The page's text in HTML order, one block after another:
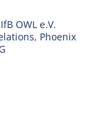
OWL e.V.
Phoenix